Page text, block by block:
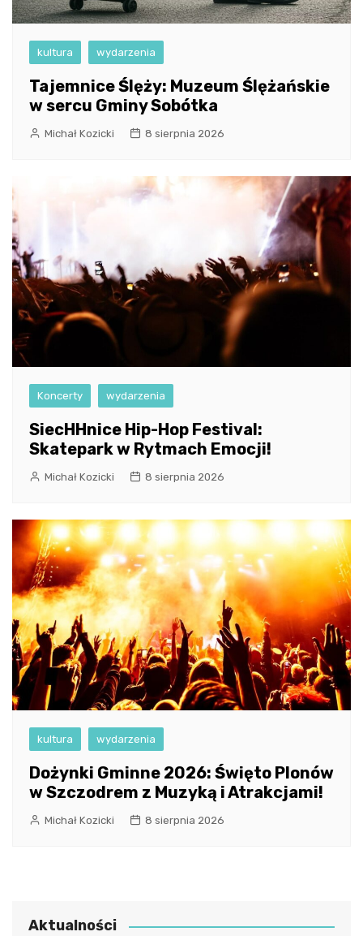
kultura wydarzenia
Tajemnice Ślęży: Muzeum Ślężańskie
w sercu Gminy Sobótka
Michał Kozicki 8 sierpnia 2026
Koncerty wydarzenia
SiecHHnice Hip-Hop Festival:
Skatepark w Rytmach Emocji!
Michał Kozicki 8 sierpnia 2026
kultura wydarzenia
Dożynki Gminne 2026: Święto Plonów
w Szczodrem z Muzyką i Atrakcjami!
Michał Kozicki 8 sierpnia 2026
Aktualności